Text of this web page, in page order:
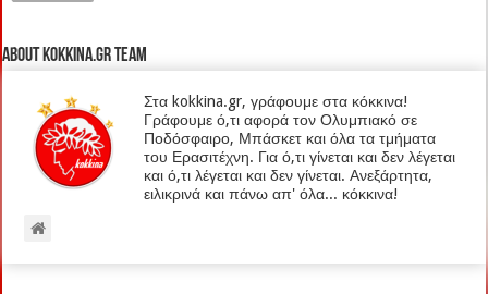
About kokkina.gr TEAM
Στα kokkina.gr, γράφουμε στα κόκκινα!
Γράφουμε ό,τι αφορά τον Ολυμπιακό σε
Ποδόσφαιρο, Μπάσκετ και όλα τα τμήματα
του Ερασιτέχνη. Για ό,τι γίνεται και δεν λέγεται
και ό,τι λέγεται και δεν γίνεται. Ανεξάρτητα,
ειλικρινά και πάνω απ' όλα... κόκκινα!